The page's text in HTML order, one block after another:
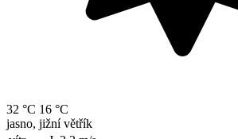
32 °C 16 °C
jasno, jižní větřík